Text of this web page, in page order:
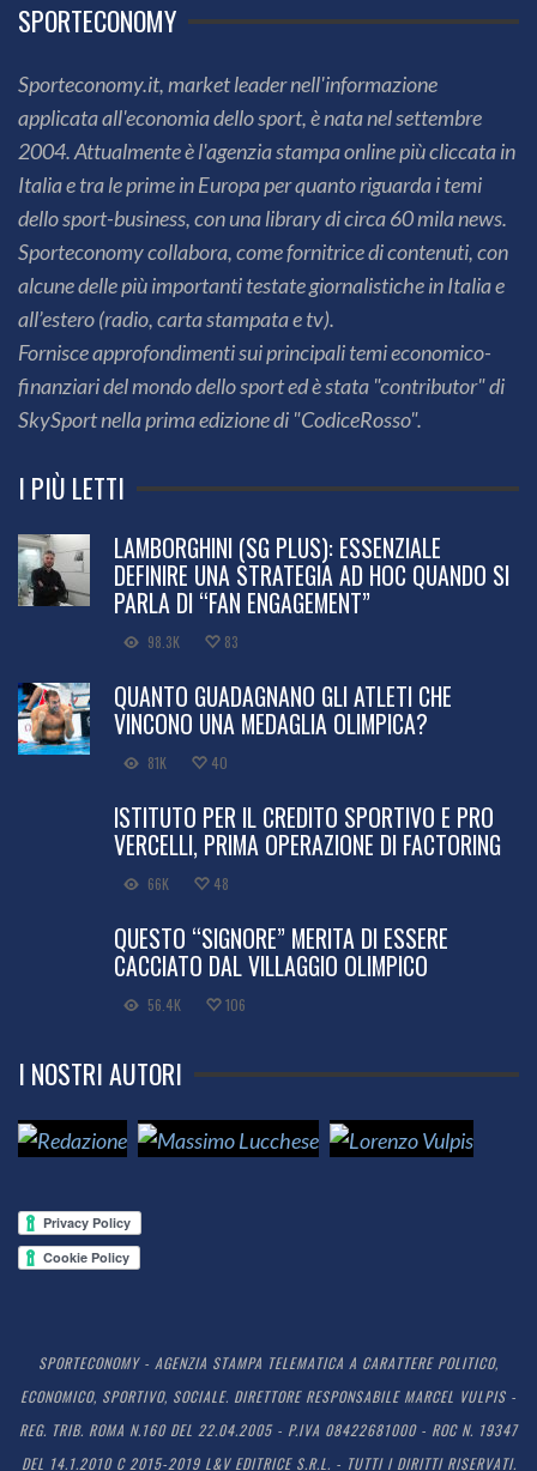
SPORTECONOMY
Sporteconomy.it, market leader nell'informazione
applicata all'economia dello sport, è nata nel settembre
2004. Attualmente è l'agenzia stampa online più cliccata in
Italia e tra le prime in Europa per quanto riguarda i temi
dello sport-business, con una library di circa 60 mila news.
Sporteconomy collabora, come fornitrice di contenuti, con
alcune delle più importanti testate giornalistiche in Italia e
all’estero (radio, carta stampata e tv).
Fornisce approfondimenti sui principali temi economico-
finanziari del mondo dello sport ed è stata "contributor" di
SkySport nella prima edizione di "CodiceRosso".
I PIÙ LETTI
LAMBORGHINI (SG PLUS): ESSENZIALE
DEFINIRE UNA STRATEGIA AD HOC QUANDO SI
PARLA DI “FAN ENGAGEMENT”
98.3K 83
QUANTO GUADAGNANO GLI ATLETI CHE
VINCONO UNA MEDAGLIA OLIMPICA?
81K 40
ISTITUTO PER IL CREDITO SPORTIVO E PRO
VERCELLI, PRIMA OPERAZIONE DI FACTORING
66K 48
QUESTO “SIGNORE” MERITA DI ESSERE
CACCIATO DAL VILLAGGIO OLIMPICO
56.4K 106
I NOSTRI AUTORI
SPORTECONOMY - AGENZIA STAMPA TELEMATICA A CARATTERE POLITICO,
ECONOMICO, SPORTIVO, SOCIALE. DIRETTORE RESPONSABILE MARCEL VULPIS -
REG. TRIB. ROMA N.160 DEL 22.04.2005 - P.IVA 08422681000 - ROC N. 19347
DEL 14.1.2010 C 2015-2019 L&V EDITRICE S.R.L. - TUTTI I DIRITTI RISERVATI.